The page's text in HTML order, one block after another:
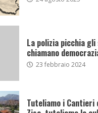
La polizia picchia
chiamano
23 febbraio 2024
Tuteliamo i